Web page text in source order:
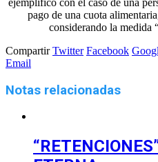
pago de una cuota
considerando la medida
Compartir Twitter Facebook
Email
Notas relacionadas